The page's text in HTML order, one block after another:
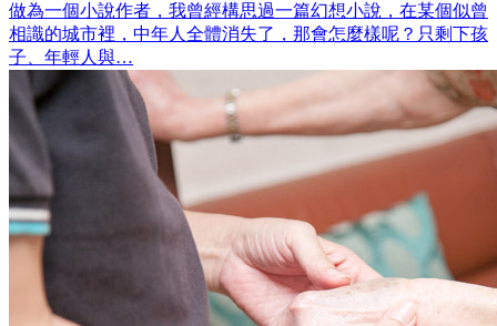
做為一個小說作者，我曾經構思過一篇幻想小說，在某個似曾
相識的城市裡，中年人全體消失了，那會怎麼樣呢？只剩下孩
子、年輕人與…